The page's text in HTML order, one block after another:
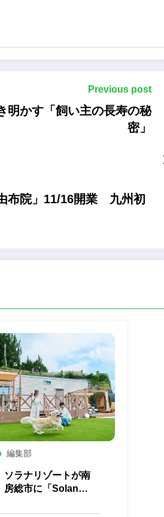
Previous post
明かす「飼い主の長寿の秘
密」
布院」11/16開業 九州初
編集部
ソラナリゾートが南
房総市に「Solana